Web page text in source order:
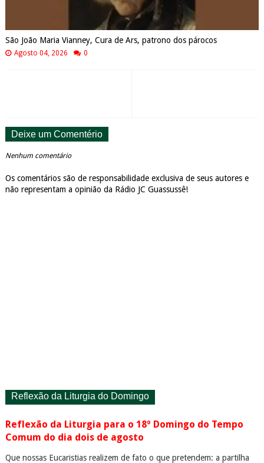
São João Maria Vianney, Cura de Ars, patrono dos párocos
Agosto 04, 2026 0
Deixe um Comentério
Nenhum comentário
Os comentários são de responsabilidade exclusiva de seus autores e
não representam a opinião da Rádio JC Guassussê!
Reflexão da Liturgia do Domingo
Reflexão da Liturgia para o 18º Domingo do Tempo
Comum do dia dois de agosto
Que nossas Eucaristias realizem de fato o que pretendem: a partilha